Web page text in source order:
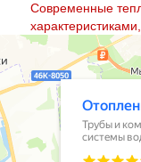
Современные